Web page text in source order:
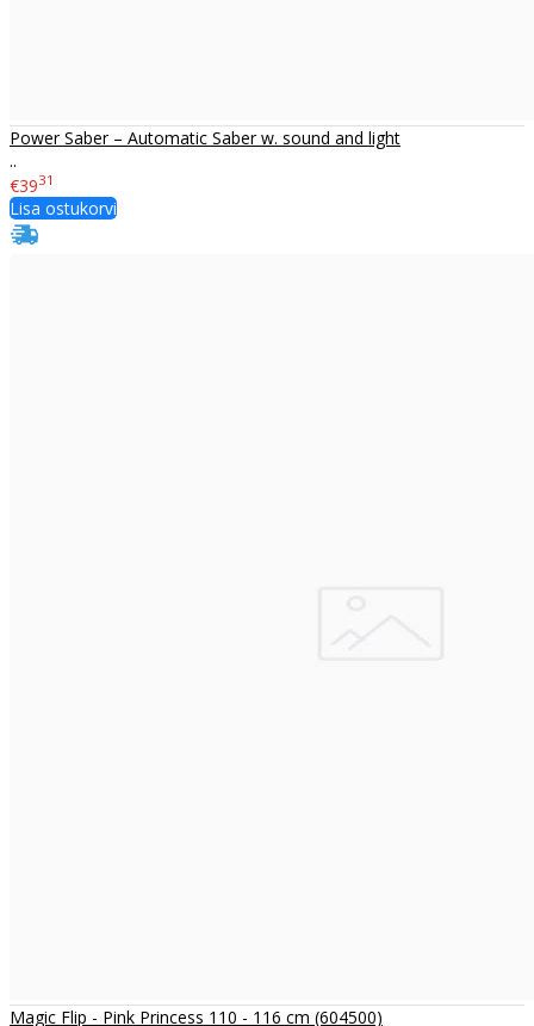
Power Saber – Automatic Saber w. sound and light
..
€3931
Lisa ostukorvi
Magic Flip - Pink Princess 110 - 116 cm (604500)